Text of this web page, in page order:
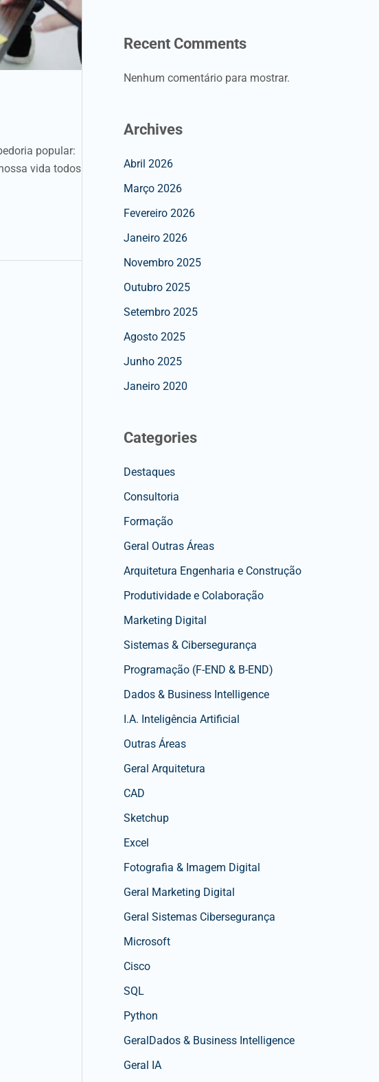
popular:
vida todos
Recent Comments
Nenhum comentário para mostrar.
Archives
Abril 2026
Março 2026
Fevereiro 2026
Janeiro 2026
Novembro 2025
Outubro 2025
Setembro 2025
Agosto 2025
Junho 2025
Janeiro 2020
Categories
Destaques
Consultoria
Formação
Geral Outras Áreas
Arquitetura Engenharia e Construção
Produtividade e Colaboração
Marketing Digital
Sistemas & Cibersegurança
Programação (F-END & B-END)
Dados & Business Intelligence
I.A. Inteligência Artificial
Outras Áreas
Geral Arquitetura
CAD
Sketchup
Excel
Fotografia & Imagem Digital
Geral Marketing Digital
Geral Sistemas Cibersegurança
Microsoft
Cisco
SQL
Python
GeralDados & Business Intelligence
Geral IA